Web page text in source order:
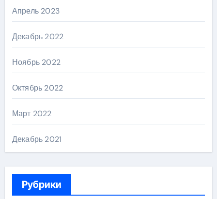
Апрель 2023
Декабрь 2022
Ноябрь 2022
Октябрь 2022
Март 2022
Декабрь 2021
Рубрики